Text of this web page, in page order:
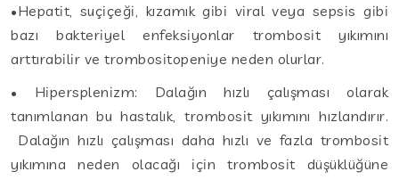
•Hepatit, suçiçeği, kızamık gibi viral veya sepsis gibi
bazı bakteriyel enfeksiyonlar trombosit yıkımını
arttırabilir ve trombositopeniye neden olurlar.
• Hipersplenizm: Dalağın hızlı çalışması olarak
tanımlanan bu hastalık, trombosit yıkımını hızlandırır.
Dalağın hızlı çalışması daha hızlı ve fazla trombosit
yıkımına neden olacağı için trombosit düşüklüğüne